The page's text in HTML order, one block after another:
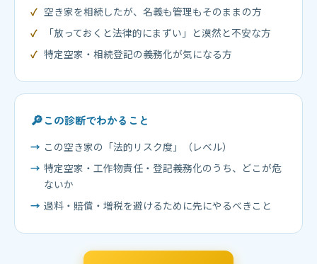
空き家を相続したが、名義も管理もそのままの方
「放っておくと法律的にまずい」と漠然と不安な方
特定空家・相続登記の義務化が気になる方
🔎この診断でわかること
この空き家の「法的リスク度」（レベル）
特定空家・工作物責任・登記義務化のうち、どこが危
ないか
過料・賠償・増税を避けるために先にやるべきこと